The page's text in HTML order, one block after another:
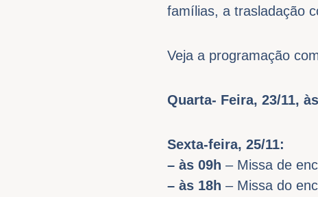
famílias, a trasladação
Veja a programação
Quarta- Feira, 23/11,
Sexta-feira, 25/11:
– às 09h – Missa de
– às 18h – Missa do